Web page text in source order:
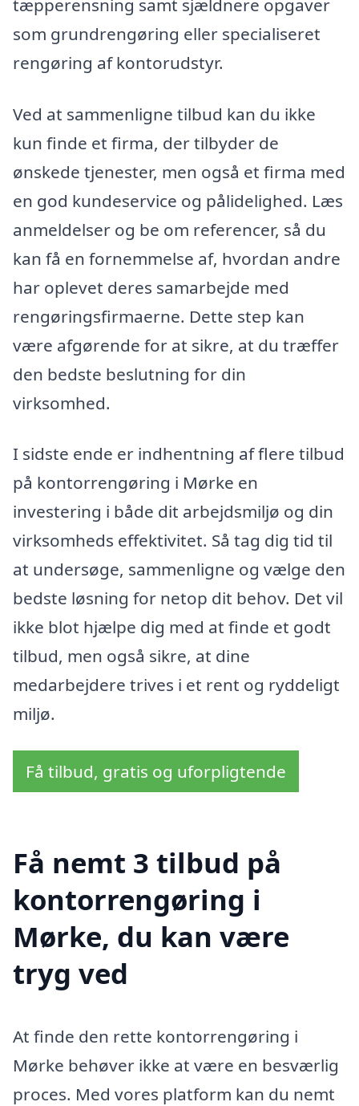
tæpperensning samt sjældnere opgaver
som grundrengøring eller specialiseret
rengøring af kontorudstyr.
Ved at sammenligne tilbud kan du ikke
kun finde et firma, der tilbyder de
ønskede tjenester, men også et firma med
en god kundeservice og pålidelighed. Læs
anmeldelser og be om referencer, så du
kan få en fornemmelse af, hvordan andre
har oplevet deres samarbejde med
rengøringsfirmaerne. Dette step kan
være afgørende for at sikre, at du træffer
den bedste beslutning for din
virksomhed.
I sidste ende er indhentning af flere tilbud
på kontorrengøring i Mørke en
investering i både dit arbejdsmiljø og din
virksomheds effektivitet. Så tag dig tid til
at undersøge, sammenligne og vælge den
bedste løsning for netop dit behov. Det vil
ikke blot hjælpe dig med at finde et godt
tilbud, men også sikre, at dine
medarbejdere trives i et rent og ryddeligt
miljø.
Få tilbud, gratis og uforpligtende
Få nemt 3 tilbud på
kontorrengøring i
Mørke, du kan være
tryg ved
At finde den rette kontorrengøring i
Mørke behøver ikke at være en besværlig
proces. Med vores platform kan du nemt